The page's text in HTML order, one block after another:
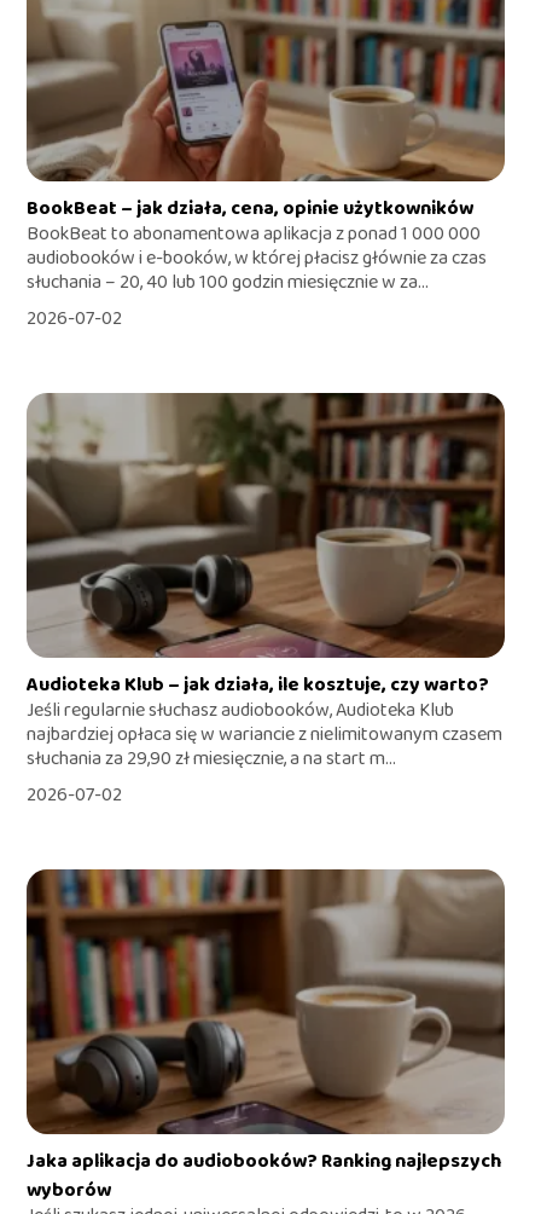
BookBeat – jak działa, cena, opinie użytkowników
BookBeat to abonamentowa aplikacja z ponad 1 000 000
audiobooków i e-booków, w której płacisz głównie za czas
słuchania – 20, 40 lub 100 godzin miesięcznie w za...
2026-07-02
Audioteka Klub – jak działa, ile kosztuje, czy warto?
Jeśli regularnie słuchasz audiobooków, Audioteka Klub
najbardziej opłaca się w wariancie z nielimitowanym czasem
słuchania za 29,90 zł miesięcznie, a na start m...
2026-07-02
Jaka aplikacja do audiobooków? Ranking najlepszych
wyborów